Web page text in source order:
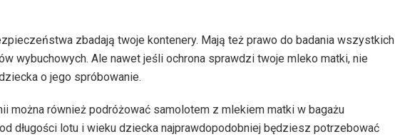
zbadają twoje kontenery. Mają też prawo do badania wszystkich
wybuchowych. Ale nawet jeśli ochrona sprawdzi twoje mleko matki, nie
o jego spróbowanie.
można również podróżować samolotem z mlekiem matki w bagażu
długości lotu i wieku dziecka najprawdopodobniej będziesz potrzebować